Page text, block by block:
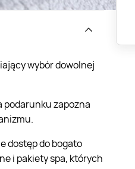
wybór dowolnej
podarunku zapozna
dostęp do bogato
i pakiety spa, których